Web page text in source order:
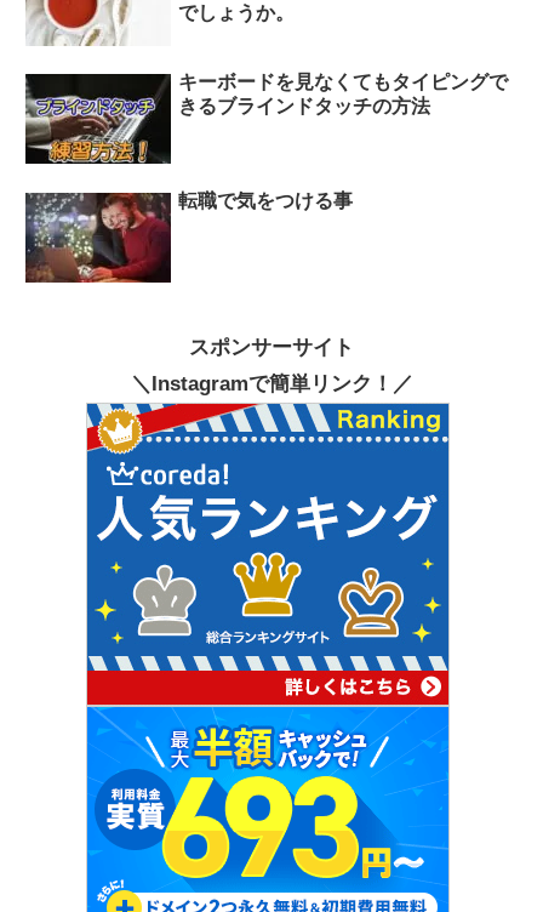
でしょうか。
キーボードを見なくてもタイピングで
きるブラインドタッチの方法
転職で気をつける事
スポンサーサイト
＼Instagramで簡単リンク！／